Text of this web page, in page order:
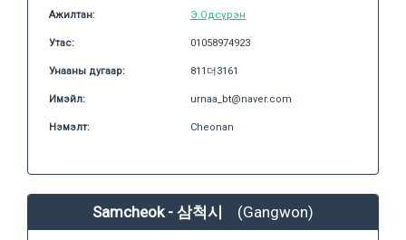
Ажилтан: Э.Одсүрэн
Утас: 01058974923
Унааны дугаар: 811더3161
Имэйл: urnaa_bt@naver.com
Нэмэлт: Cheonan
Samcheok - 삼척시 (Gangwon)